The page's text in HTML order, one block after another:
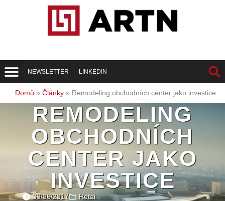
NEWSLETTER LINKEDIN
Domů » Články » Remodeling obchodních center jako investice
REMODELING
OBCHODNÍCH
CENTER JAKO
INVESTICE
30/06/2017 Retail